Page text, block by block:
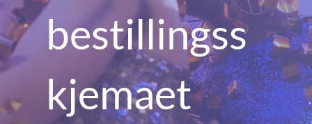
bestillingss
kjemaet